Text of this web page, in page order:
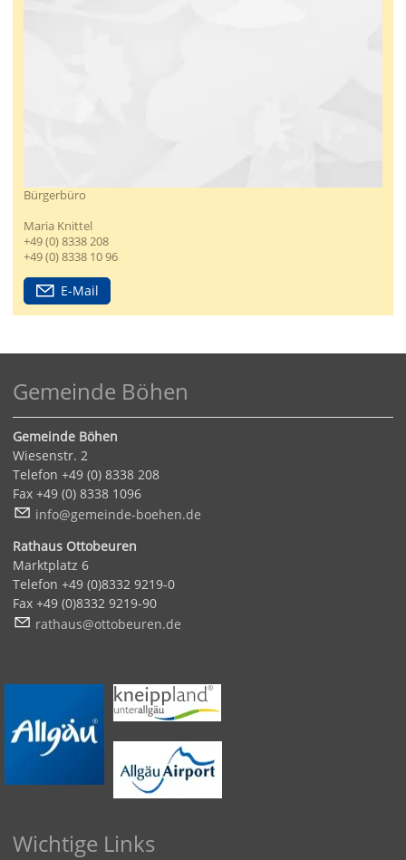
Bürgerbüro
Maria Knittel
+49 (0) 8338 208
+49 (0) 8338 10 96
E-Mail
Gemeinde Böhen
Gemeinde Böhen
Wiesenstr. 2
Telefon +49 (0) 8338 208
Fax +49 (0) 8338 1096
nf
g m nd -b h n d
Rathaus Ottobeuren
Marktplatz 6
Telefon +49 (0)8332 9219-0
Fax +49 (0)8332 9219-90
r th s tt b r n d
Wichtige Links